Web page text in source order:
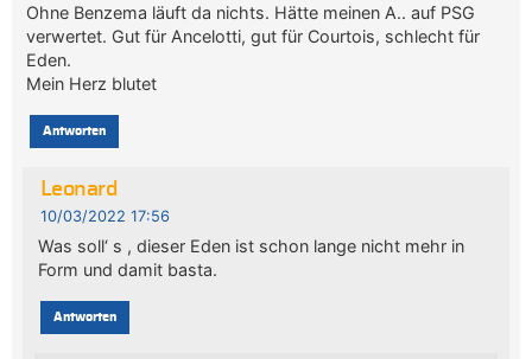
Ohne Benzema läuft da nichts. Hätte meinen A.. auf PSG
verwertet. Gut für Ancelotti, gut für Courtois, schlecht für
Eden.
Mein Herz blutet
Antworten
Leonard
10/03/2022 17:56
Was soll‘ s , dieser Eden ist schon lange nicht mehr in
Form und damit basta.
Antworten